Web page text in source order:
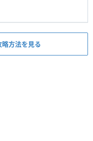
方法を見る